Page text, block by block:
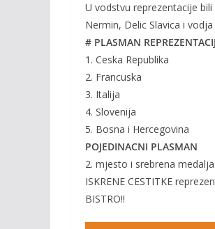
U vodstvu reprezentacije
Nermin, Delic Slavica i
# PLASMAN
1. Ceska Republika
2. Francuska
3. Italija
4. Slovenija
5. Bosna i Hercegovina
POJEDINACNI PLASMAN
2. mjesto i srebrena
ISKRENE CESTITKE
BISTRO!!